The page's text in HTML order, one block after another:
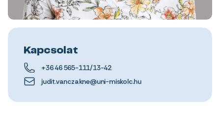
Kapcsolat
+36 46 565-111/13-42
judit.vanczakne@uni-miskolc.hu